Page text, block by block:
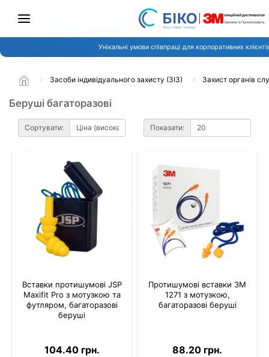
Унікальні умови співпраці для корпоративних
Засоби індивідуального захисту (ЗІЗ) Захист органів
Беруші багаторазові
Сортувати: Показати:
Вставки протишумові JSP
Maxifit Pro з мотузкою та
футляром, багаторазові
беруші
104.40 грн.
Протишумові вставки 3M
1271 з мотузкою,
багаторазові беруші
88.20 грн.